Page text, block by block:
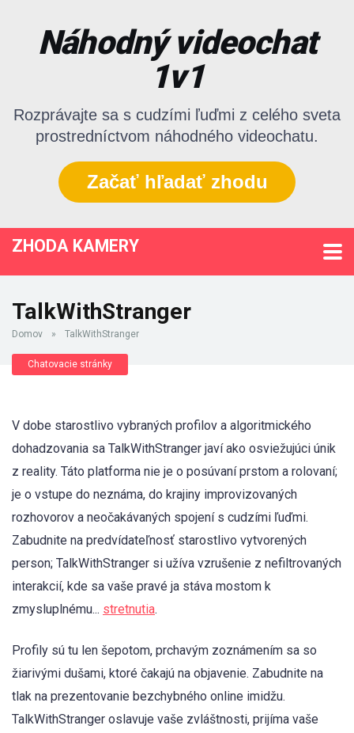
Náhodný videochat
1v1
Rozprávajte sa s cudzími ľuďmi z celého sveta
prostredníctvom náhodného videochatu.
Začať hľadať zhodu
ZHODA KAMERY
TalkWithStranger
Domov » TalkWithStranger
Chatovacie stránky
V dobe starostlivo vybraných profilov a algoritmického
dohadzovania sa TalkWithStranger javí ako osviežujúci únik
z reality. Táto platforma nie je o posúvaní prstom a rolovaní;
je o vstupe do neznáma, do krajiny improvizovaných
rozhovorov a neočakávaných spojení s cudzími ľuďmi.
Zabudnite na predvídateľnosť starostlivo vytvorených
person; TalkWithStranger si užíva vzrušenie z nefiltrovaných
interakcií, kde sa vaše pravé ja stáva mostom k
zmysluplnému... stretnutia.
Profily sú tu len šepotom, prchavým zoznámením sa so
žiarivými dušami, ktoré čakajú na objavenie. Zabudnite na
tlak na prezentovanie bezchybného online imidžu.
TalkWithStranger oslavuje vaše zvláštnosti, prijíma vaše